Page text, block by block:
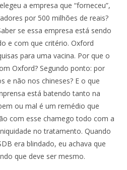
a empresa que “forneceu”,
por 500 milhões de reais?
se essa empresa está sendo
e com que critério. Oxford
para uma vacina. Por que o
Oxford? Segundo ponto: por
e não nos chineses? E o que
está batendo tanto na
ou mal é um remédio que
com esse chamego todo com a
no tratamento. Quando
era blindado, eu achava que
que deve ser mesmo.